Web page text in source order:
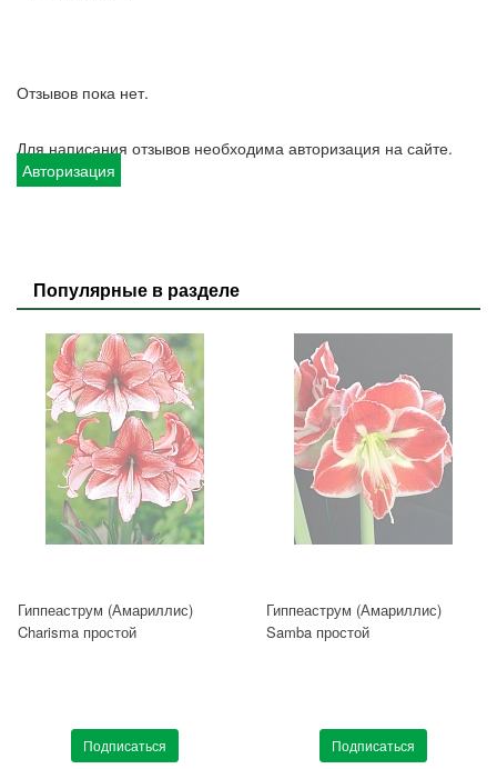
Отзывов пока нет.
Для написания отзывов необходима авторизация на сайте.
Авторизация
Популярные в разделе
Гиппеаструм (Амариллис)
Charisma простой
Подписаться
Гиппеаструм (Амариллис)
Samba простой
Подписаться